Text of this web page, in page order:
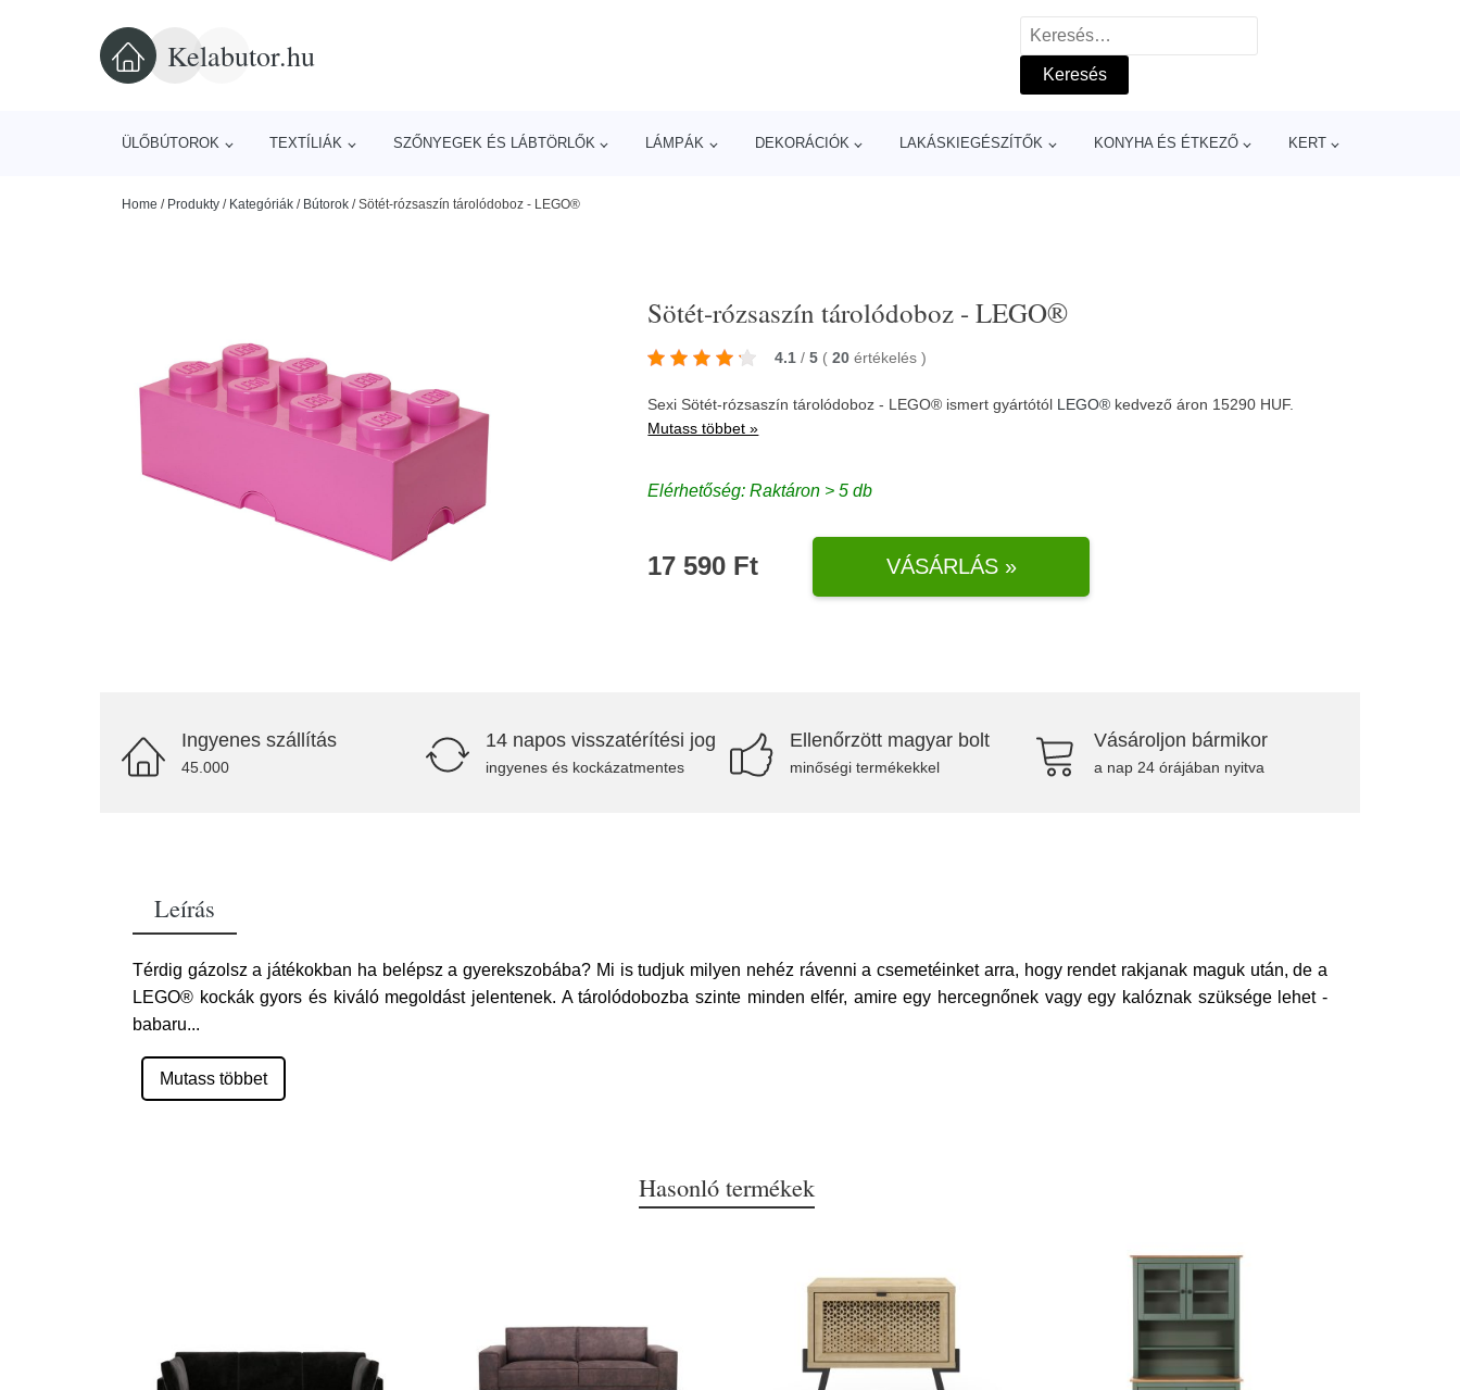
Kelabutor.hu
Keresés:
ÜLŐBÚTOROK TEXTÍLIÁK SZŐNYEGEK ÉS LÁBTÖRLŐK LÁMPÁK DEKORÁCIÓK LAKÁSKIEGÉSZÍTŐK KONYHA ÉS ÉTKEZŐ KERT
Home / Produkty / Kategóriák / Bútorok /Sötét-rózsaszín tárolódoboz - LEGO®
Sötét-rózsaszín tárolódoboz - LEGO®
4.1 / 5 ( 20 értékelés)
Sexi Sötét-rózsaszín tárolódoboz - LEGO® ismert gyártótól LEGO® kedvező áron 15290 HUF.
Mutass többet »
Elérhetőség: Raktáron > 5 db
17 590 Ft VÁSÁRLÁS »
Ingyenes szállítás
45.000
14 napos visszatérítési jog
ingyenes és kockázatmentes
Ellenőrzött magyar bolt
minőségi termékekkel
Vásároljon bármikor
a nap 24 órájában nyitva
Leírás
Térdig gázolsz a játékokban ha belépsz a gyerekszobába? Mi is tudjuk milyen nehéz rávenni a csemetéinket arra, hogy rendet rakjanak maguk után, de a
LEGO® kockák gyors és kiváló megoldást jelentenek. A tárolódobozba szinte minden elfér, amire egy hercegnőnek vagy egy kalóznak szüksége lehet -
babaru...
Mutass többet
Hasonló termékek